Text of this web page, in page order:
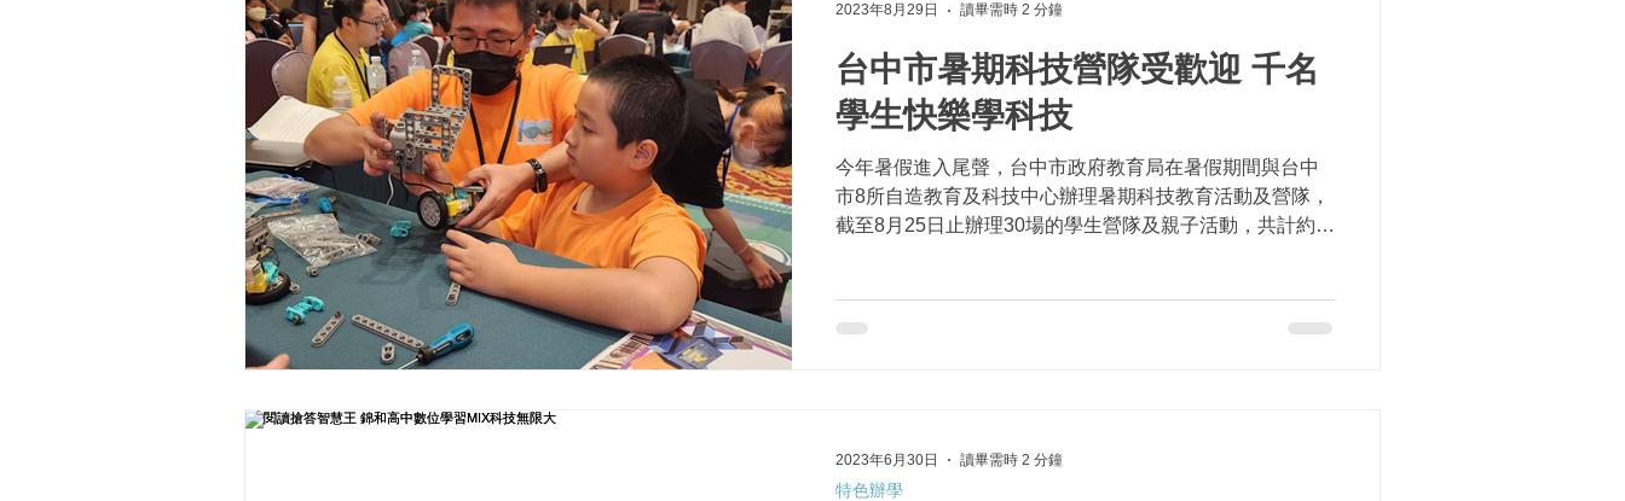
台中市暑期科技營隊受歡迎 千名
學生快樂學科技
今年暑假進入尾聲，台中市政府教育局在暑假期間與台中
市8所自造教育及科技中心辦理暑期科技教育活動及營隊，
截至8月25日止辦理30場的學生營隊及親子活動，共計約
2023年8月29日 讀畢需時 2 分鐘
特色辦學
2023年6月30日 讀畢需時 2 分鐘